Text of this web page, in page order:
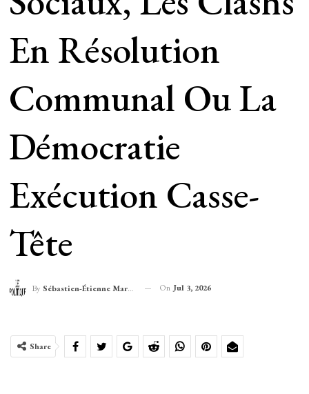
En Résolution
Communal Ou La
Démocratie
Exécution Casse-
Tête
By Sébastien-Étienne Marechal On Jul 3, 2026
Share